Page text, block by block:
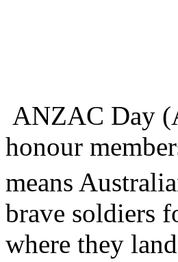
ANZAC Day
honour
means
brave soldiers
where they